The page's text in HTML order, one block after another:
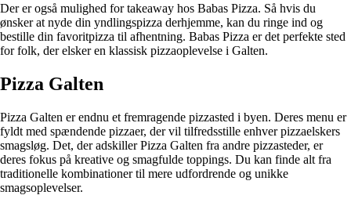
Der er også mulighed for takeaway hos Babas Pizza. Så hvis du
ønsker at nyde din yndlingspizza derhjemme, kan du ringe ind og
bestille din favoritpizza til afhentning. Babas Pizza er det perfekte sted
for folk, der elsker en klassisk pizzaoplevelse i Galten.
Pizza Galten
Pizza Galten er endnu et fremragende pizzasted i byen. Deres menu er
fyldt med spændende pizzaer, der vil tilfredsstille enhver pizzaelskers
smagsløg. Det, der adskiller Pizza Galten fra andre pizzasteder, er
deres fokus på kreative og smagfulde toppings. Du kan finde alt fra
traditionelle kombinationer til mere udfordrende og unikke
smagsoplevelser.